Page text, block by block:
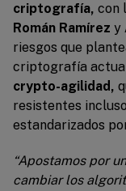
criptografía, con
Román Ramírez y
riesgos que
criptografía
crypto-agilidad,
resistentes
estandarizados
“Apostamos por
cambiar los